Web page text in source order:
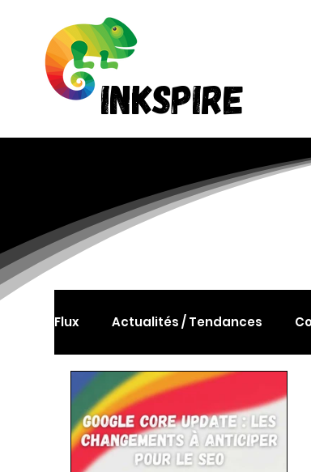
INKSPIRE
INKSPIRE
Flux Actualités / Tendances
Publicité en ligne Réseaux